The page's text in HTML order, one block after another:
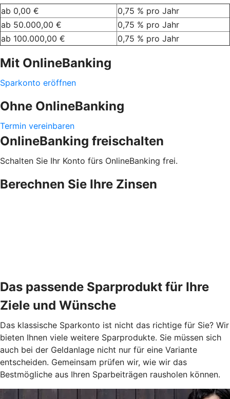
ab 0,00 €
0,75 % pro Jahr
ab 50.000,00 €
0,75 % pro Jahr
ab 100.000,00 €
0,75 % pro Jahr
Mit OnlineBanking
Sparkonto eröffnen
Ohne OnlineBanking
Termin vereinbaren
OnlineBanking freischalten
Schalten Sie Ihr Konto fürs OnlineBanking frei.
Berechnen Sie Ihre Zinsen
Das passende Sparprodukt für Ihre
Ziele und Wünsche
Das klassische Sparkonto ist nicht das richtige für Sie? Wir
bieten Ihnen viele weitere Sparprodukte. Sie müssen sich
auch bei der Geldanlage nicht nur für eine Variante
entscheiden. Gemeinsam prüfen wir, wie wir das
Bestmögliche aus Ihren Sparbeiträgen rausholen können.